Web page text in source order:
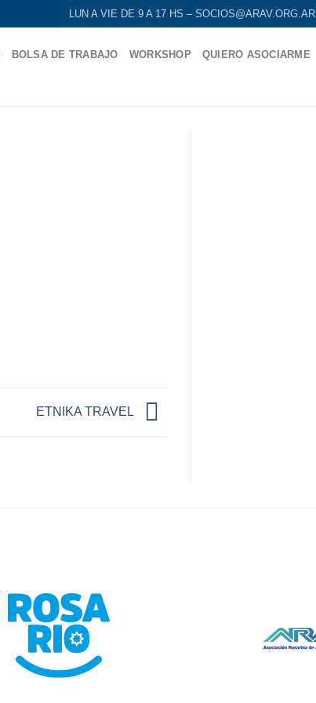
LUN A VIE DE 9 A 17 HS – SOCIOS@ARAV.ORG.AR
BOLSA DE TRABAJO WORKSHOP QUIERO ASOCIARME
ETNIKA TRAVEL